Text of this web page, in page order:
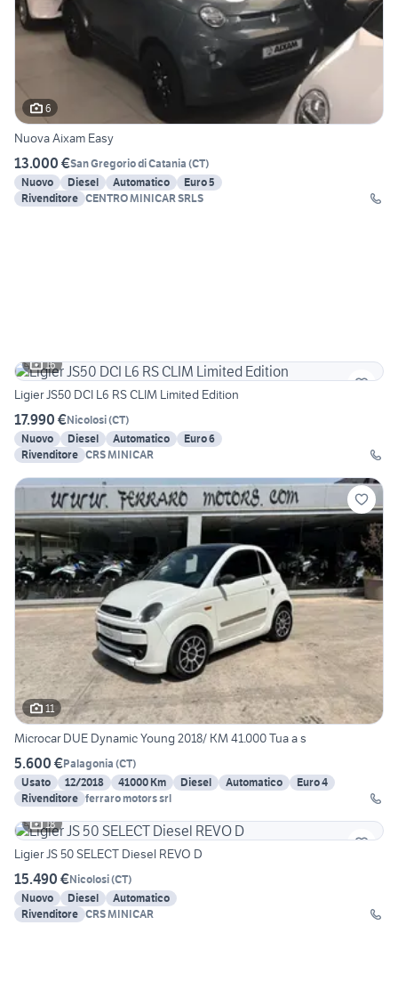
6
Nuova Aixam Easy
13.000 €San Gregorio di Catania (CT)
Nuovo
Diesel Automatico
Euro 5
Rivenditore CENTRO MINICAR SRLS
16
Ligier JS50 DCI L6 RS CLIM Limited Edition
17.990 €Nicolosi(CT)
Nuovo
Diesel Automatico
Euro 6
Rivenditore CRS MINICAR
11
Microcar DUE Dynamic Young 2018/ KM 41.000 Tua a s
5.600 €Palagonia (CT)
Usato
12/2018 41000 Km Diesel Automatico
Euro 4
Rivenditore ferraro motors srl
18
Ligier JS 50 SELECT Diesel REVO D
15.490 €Nicolosi(CT)
Nuovo
Diesel
Automatico
Rivenditore CRS MINICAR